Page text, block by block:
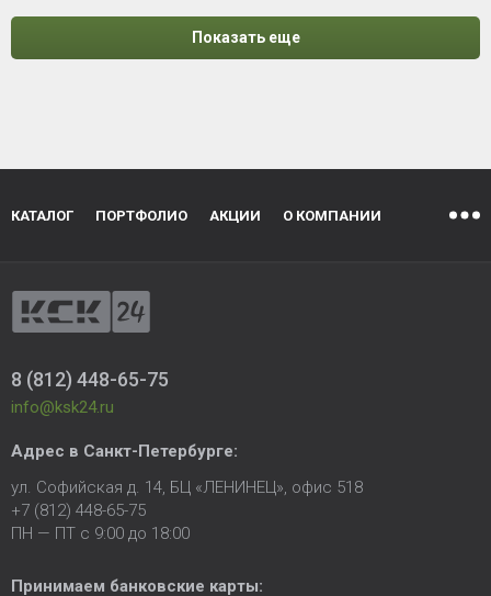
Показать еще
КАТАЛОГ ПОРТФОЛИО АКЦИИ О КОМПАНИИ
8 (812) 448-65-75
info@ksk24.ru
Адрес в Санкт-Петербурге:
ул. Софийская д. 14, БЦ «ЛЕНИНЕЦ», офис 518
+7 (812) 448-65-75
ПН — ПТ с 9:00 до 18:00
Принимаем банковские карты: